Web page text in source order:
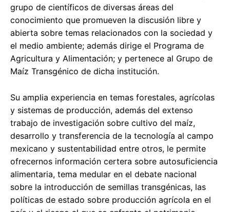
grupo de científicos de diversas áreas del
conocimiento que promueven la discusión libre y
abierta sobre temas relacionados con la sociedad y
el medio ambiente; además dirige el Programa de
Agricultura y Alimentación; y pertenece al Grupo de
Maíz Transgénico de dicha institución.
Su amplia experiencia en temas forestales, agrícolas
y sistemas de producción, además del extenso
trabajo de investigación sobre cultivo del maíz,
desarrollo y transferencia de la tecnología al campo
mexicano y sustentabilidad entre otros, le permite
ofrecernos información certera sobre autosuficiencia
alimentaria, tema medular en el debate nacional
sobre la introducción de semillas transgénicas, las
políticas de estado sobre producción agrícola en el